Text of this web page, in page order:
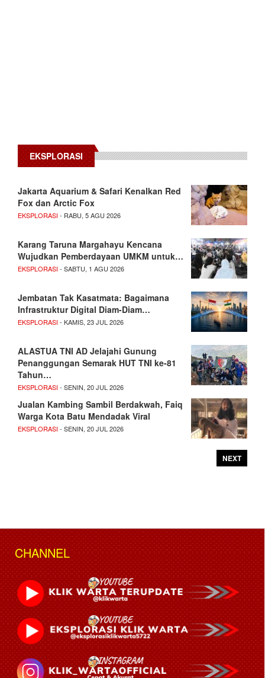
EKSPLORASI
Jakarta Aquarium & Safari Kenalkan Red
Fox dan Arctic Fox
EKSPLORASI- RABU, 5 AGU 2026
Karang Taruna Margahayu Kencana
Wujudkan Pemberdayaan UMKM untuk…
EKSPLORASI- SABTU, 1 AGU 2026
Jembatan Tak Kasatmata: Bagaimana
Infrastruktur Digital Diam-Diam…
EKSPLORASI- KAMIS, 23 JUL 2026
ALASTUA TNI AD Jelajahi Gunung
Penanggungan Semarak HUT TNI ke-81
Tahun…
EKSPLORASI- SENIN, 20 JUL 2026
Jualan Kambing Sambil Berdakwah, Faiq
Warga Kota Batu Mendadak Viral
EKSPLORASI- SENIN, 20 JUL 2026
NEXT
CHANNEL